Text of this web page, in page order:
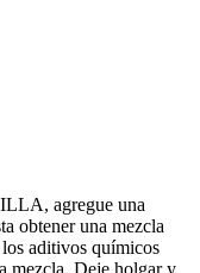
agregue una
obtener una mezcla
aditivos químicos